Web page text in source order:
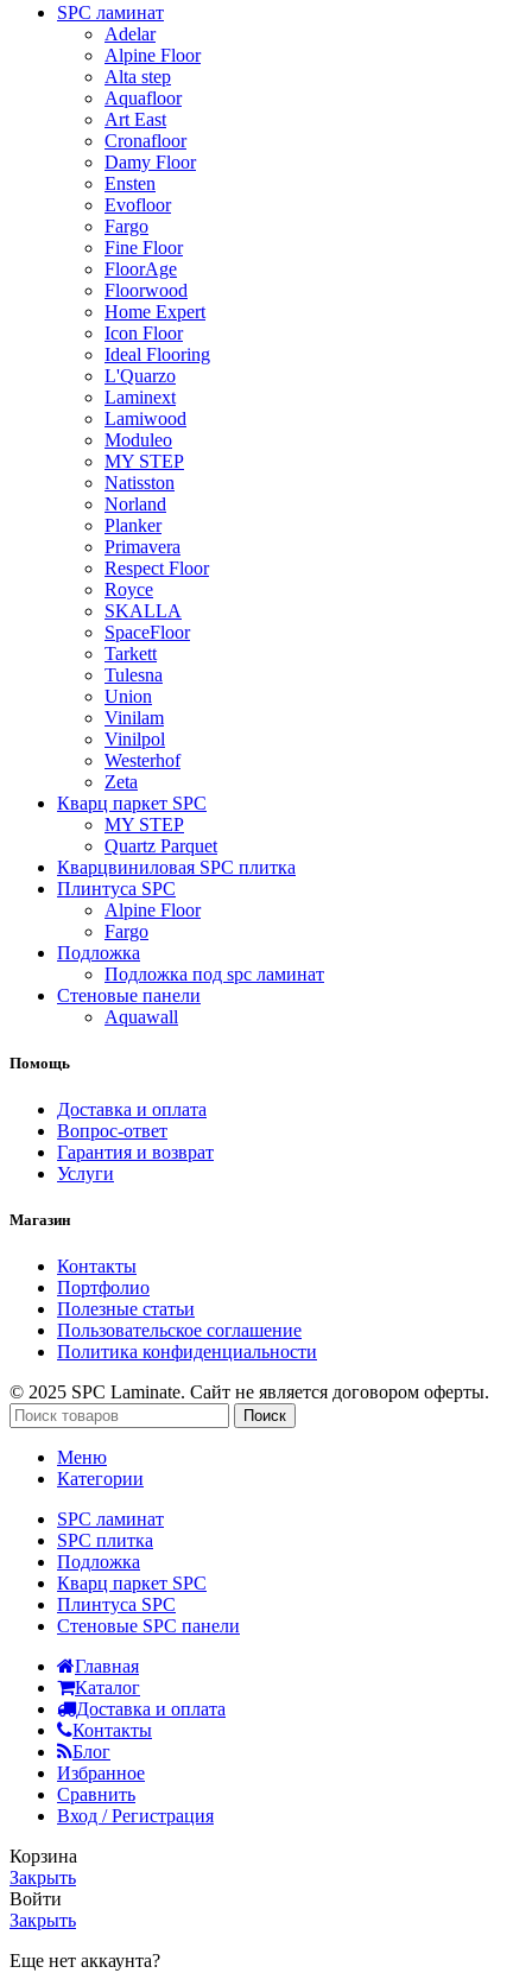
SPC ламинат
Adelar
Alpine Floor
Alta step
Aquafloor
Art East
Cronafloor
Damy Floor
Ensten
Evofloor
Fargo
Fine Floor
FloorAge
Floorwood
Home Expert
Icon Floor
Ideal Flooring
L'Quarzo
Laminext
Lamiwood
Moduleo
MY STEP
Natisston
Norland
Planker
Primavera
Respect Floor
Royce
SKALLA
SpaceFloor
Tarkett
Tulesna
Union
Vinilam
Vinilpol
Westerhof
Zeta
Кварц паркет SPC
MY STEP
Quartz Parquet
Кварцвиниловая SPC плитка
Плинтуса SPC
Alpine Floor
Fargo
Подложка
Подложка под spc ламинат
Стеновые панели
Aquawall
Помощь
Доставка и оплата
Вопрос-ответ
Гарантия и возврат
Услуги
Магазин
Контакты
Портфолио
Полезные статьи
Пользовательское соглашение
Политика конфиденциальности
© 2025 SPC Laminate. Сайт не является договором оферты.
Поиск
Меню
Категории
SPC ламинат
SPC плитка
Подложка
Кварц паркет SPC
Плинтуса SPC
Стеновые SPC панели
Главная
Каталог
Доставка и оплата
Контакты
Блог
Избранное
Сравнить
Вход / Регистрация
Корзина
Закрыть
Войти
Закрыть
Еще нет аккаунта?